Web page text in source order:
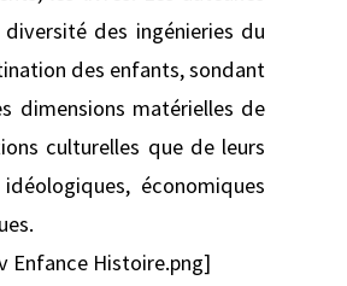
des ingénieries du
des enfants, sondant
dimensions matérielles de
culturelles que de leurs
économiques
Enfance Histoire.png]